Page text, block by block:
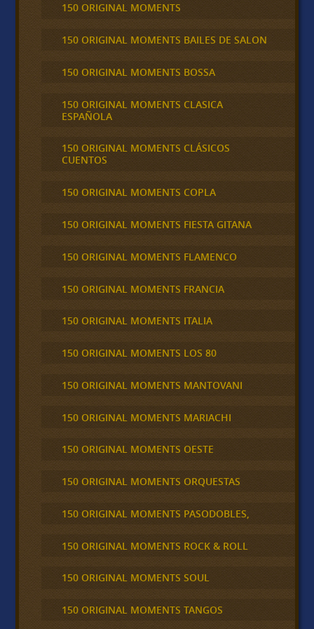
150 ORIGINAL MOMENTS
150 ORIGINAL MOMENTS BAILES DE SALON
150 ORIGINAL MOMENTS BOSSA
150 ORIGINAL MOMENTS CLASICA
ESPAÑOLA
150 ORIGINAL MOMENTS CLÁSICOS
CUENTOS
150 ORIGINAL MOMENTS COPLA
150 ORIGINAL MOMENTS FIESTA GITANA
150 ORIGINAL MOMENTS FLAMENCO
150 ORIGINAL MOMENTS FRANCIA
150 ORIGINAL MOMENTS ITALIA
150 ORIGINAL MOMENTS LOS 80
150 ORIGINAL MOMENTS MANTOVANI
150 ORIGINAL MOMENTS MARIACHI
150 ORIGINAL MOMENTS OESTE
150 ORIGINAL MOMENTS ORQUESTAS
150 ORIGINAL MOMENTS PASODOBLES,
150 ORIGINAL MOMENTS ROCK & ROLL
150 ORIGINAL MOMENTS SOUL
150 ORIGINAL MOMENTS TANGOS